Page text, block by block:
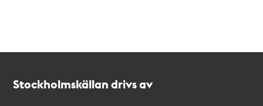
Stockholmskällan drivs av